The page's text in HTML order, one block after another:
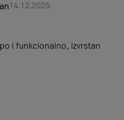
14.12.2025.
i funkcionalno, izvrstan